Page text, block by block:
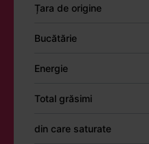
Țara de origine
Bucătărie
Energie
Total grăsimi
din care saturate